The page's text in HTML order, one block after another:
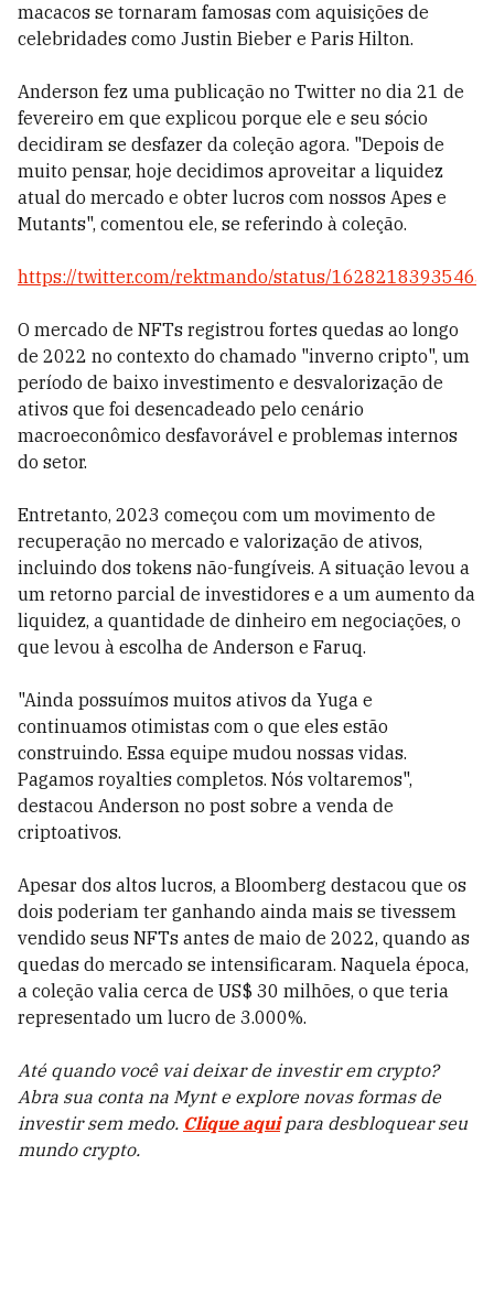
macacos se tornaram famosas com aquisições de
celebridades como Justin Bieber e Paris Hilton.
Anderson fez uma publicação no Twitter no dia 21 de
fevereiro em que explicou porque ele e seu sócio
decidiram se desfazer da coleção agora. "Depois de
muito pensar, hoje decidimos aproveitar a liquidez
atual do mercado e obter lucros com nossos Apes e
Mutants", comentou ele, se referindo à coleção.
https://twitter.com/rektmando/status/
O mercado de NFTs registrou fortes quedas ao longo
de 2022 no contexto do chamado "inverno cripto", um
período de baixo investimento e desvalorização de
ativos que foi desencadeado pelo cenário
macroeconômico desfavorável e problemas internos
do setor.
Entretanto, 2023 começou com um movimento de
recuperação no mercado e valorização de ativos,
incluindo dos tokens não-fungíveis. A situação levou a
um retorno parcial de investidores e a um aumento da
liquidez, a quantidade de dinheiro em negociações, o
que levou à escolha de Anderson e Faruq.
"Ainda possuímos muitos ativos da Yuga e
continuamos otimistas com o que eles estão
construindo. Essa equipe mudou nossas vidas.
Pagamos royalties completos. Nós voltaremos",
destacou Anderson no post sobre a venda de
criptoativos.
Apesar dos altos lucros, a Bloomberg destacou que os
dois poderiam ter ganhando ainda mais se tivessem
vendido seus NFTs antes de maio de 2022, quando as
quedas do mercado se intensificaram. Naquela época,
a coleção valia cerca de US$ 30 milhões, o que teria
representado um lucro de 3.000%.
Até quando você vai deixar de investir em crypto?
Abra sua conta na Mynt e explore novas formas de
investir sem medo. Clique aquipara desbloquear seu
mundo crypto.